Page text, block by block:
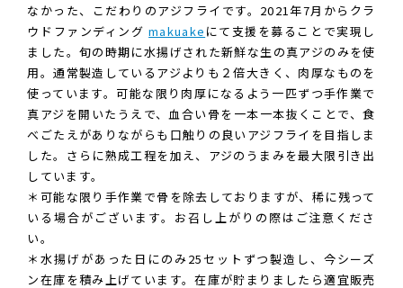
なかった、こだわりのアジフライです。2021年7月からクラ
ウドファンディングmakuake にて支援を募ることで実現し
ました。旬の時期に水揚げされた新鮮な生の真アジのみを使
用。通常製造しているアジよりも２倍大きく、肉厚なものを
使っています。可能な限り肉厚になるよう一匹ずつ手作業で
真アジを開いたうえで、血合い骨を一本一本抜くことで、食
べごたえがありながらも口触りの良いアジフライを目指しま
した。さらに熟成工程を加え、アジのうまみを最大限引き出
しています。
＊可能な限り手作業で骨を除去しておりますが、稀に残って
いる場合がございます。お召し上がりの際はご注意くださ
い。
＊水揚げがあった日にのみ25セットずつ製造し、今シーズ
ン在庫を積み上げています。在庫が貯まりましたら適宜販売